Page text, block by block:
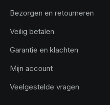
Bezorgen en retourneren
Veilig betalen
Garantie en klachten
Mijn account
Veelgestelde vragen